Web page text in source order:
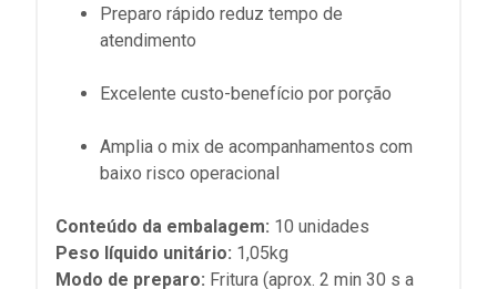
Preparo rápido reduz tempo de
atendimento
Excelente custo-benefício por porção
Amplia o mix de acompanhamentos com
baixo risco operacional
Conteúdo da embalagem: 10 unidades
Peso líquido unitário: 1,05kg
Modo de preparo: Fritura (aprox. 2 min 30 s a